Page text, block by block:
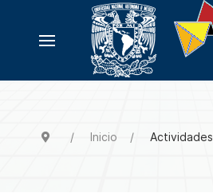
Inicio Actividades